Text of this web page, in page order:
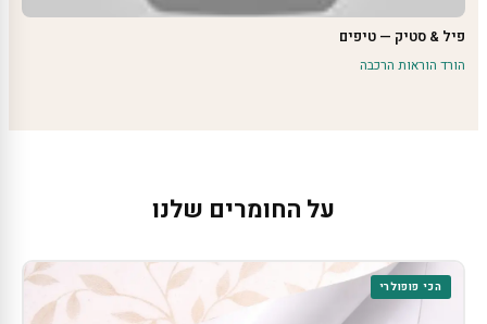
פיל & סטיק — טיפים
הורד הוראות הרכבה
על החומרים שלנו
הכי פופולרי